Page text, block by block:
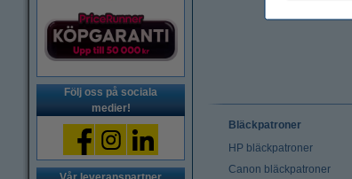
Följ oss på sociala
medier!
Bläckpatroner
HP bläckpatroner
Canon bläckpatroner